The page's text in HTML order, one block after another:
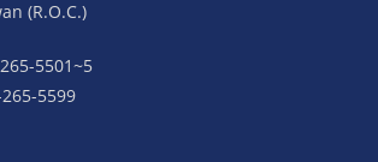
(R.O.C.)
5501~5
5599